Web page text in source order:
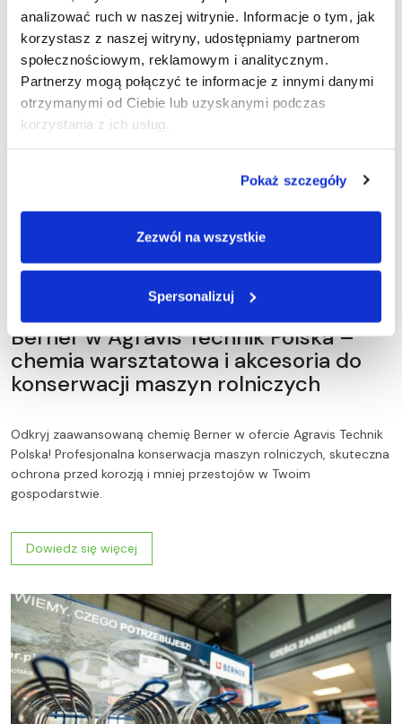
analizować ruch w naszej witrynie. Informacje o tym, jak
korzystasz z naszej witryny, udostępniamy partnerom
społecznościowym, reklamowym i analitycznym.
Partnerzy mogą połączyć te informacje z innymi danymi
otrzymanymi od Ciebie lub uzyskanymi podczas
korzystania z ich usług.
Pokaż szczegóły
Zezwól na wszystkie
Spersonalizuj
Dowiedz się więcej
Berner w Agravis Technik Polska –
chemia warsztatowa i akcesoria do
konserwacji maszyn rolniczych
Odkryj zaawansowaną chemię Berner w ofercie Agravis Technik
Polska! Profesjonalna konserwacja maszyn rolniczych, skuteczna
ochrona przed korozją i mniej przestojów w Twoim
gospodarstwie.
Dowiedz się więcej